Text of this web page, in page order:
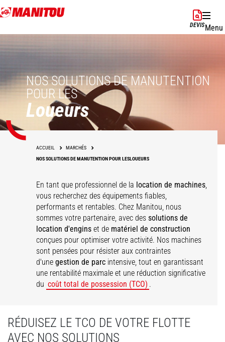
Aller
au
DEVISMenu
NOS SOLUTIONS DE MANUTENTION
POUR LES
Loueurs
ACCUEIL
MARCHÉS
NOS SOLUTIONS DE MANUTENTION POUR LESLOUEURS
En tant que professionnel de la location de machines,
vous recherchez des équipements fiables,
performants et rentables. Chez Manitou, nous
sommes votre partenaire, avec dessolutions de
location d'engins et de matériel de construction
conçues pour optimiser votre activité. Nos machines
sont pensées pour résister aux contraintes
d'unegestion de parc intensive, tout en garantissant
une rentabilité maximale et une réduction significative
du coût total de possession (TCO) .
RÉDUISEZ LE TCO DE VOTRE FLOTTE
AVEC NOS SOLUTIONS